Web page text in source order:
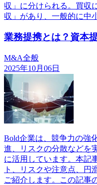
収」に分けられる。買収
収」があり、一般的に中
業務提携とは？資本
M&A全般
2025年10月06日
Bold企業は、競争力の強
進、リスクの分散などを
に活用しています。本記
ト、リスクや注意点、円
ご紹介します。この記事